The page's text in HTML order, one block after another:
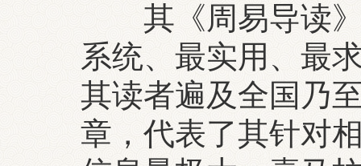
其《周易导读》
系统、最实用、最
其读者遍及全国乃
章，代表了其针对